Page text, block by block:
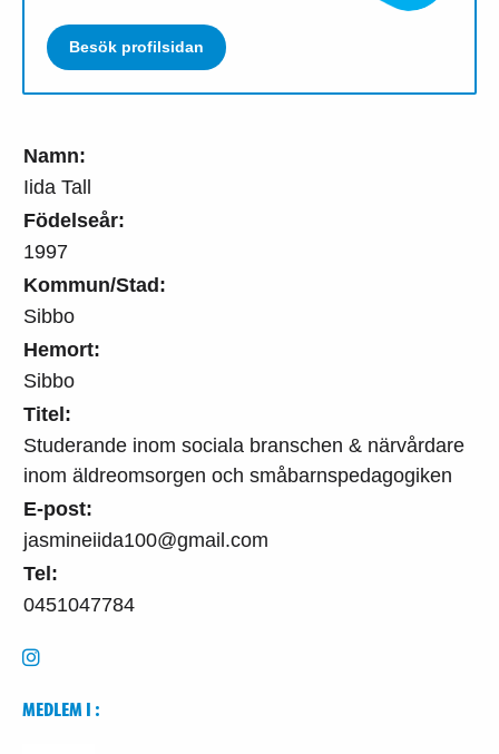
Namn:
Iida Tall
Födelseår:
1997
Kommun/Stad:
Sibbo
Hemort:
Sibbo
Titel:
Studerande inom sociala branschen & närvårdare
inom äldreomsorgen och småbarnspedagogiken
E-post:
jasmineiida100@gmail.com
Tel:
0451047784
MEDLEM I :
Besök profilsidan